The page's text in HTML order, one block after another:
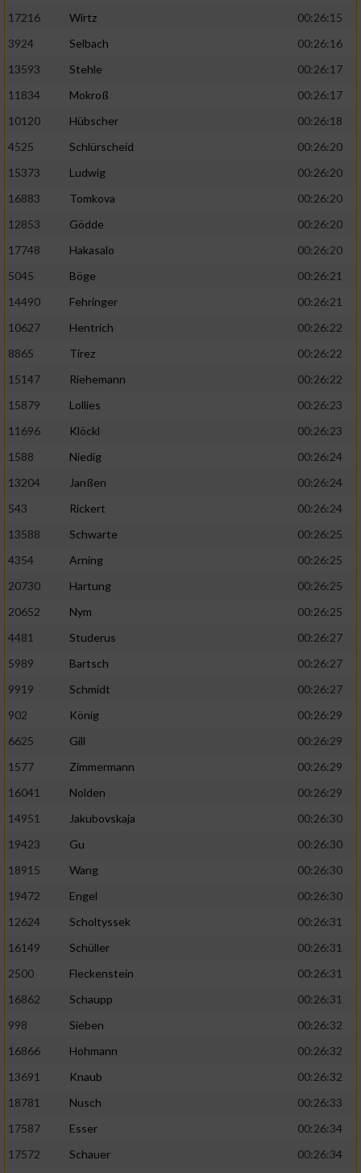
17216
Wirtz
00:26:15
3924
Selbach
00:26:16
13593
Stehle
00:26:17
11834
Mokroß
00:26:17
10120
Hübscher
00:26:18
4525
Schlürscheid
00:26:20
15373
Ludwig
00:26:20
16883
Tomkova
00:26:20
12853
Gödde
00:26:20
17748
Hakasalo
00:26:20
5045
Böge
00:26:21
14490
Fehringer
00:26:21
10627
Hentrich
00:26:22
8865
Tirez
00:26:22
15147
Riehemann
00:26:22
15879
Lollies
00:26:23
11696
Klöckl
00:26:23
1588
Niedig
00:26:24
13204
Janßen
00:26:24
543
Rickert
00:26:24
13588
Schwarte
00:26:25
4354
Arning
00:26:25
20730
Hartung
00:26:25
20652
Nym
00:26:25
4481
Studerus
00:26:27
5989
Bartsch
00:26:27
9919
Schmidt
00:26:27
902
König
00:26:29
6625
Gill
00:26:29
1577
Zimmermann
00:26:29
16041
Nolden
00:26:29
14951
Jakubovskaja
00:26:30
19423
Gu
00:26:30
18915
Wang
00:26:30
19472
Engel
00:26:30
12624
Scholtyssek
00:26:31
16149
Schüller
00:26:31
2500
Fleckenstein
00:26:31
16862
Schaupp
00:26:31
998
Sieben
00:26:32
16866
Hohmann
00:26:32
13691
Knaub
00:26:32
18781
Nusch
00:26:33
17587
Esser
00:26:34
17572
Schauer 00:26:34